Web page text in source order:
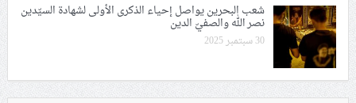
شعب البحرين يواصل إحياء الذكرى الأولى لشهادة السيّدين
نصر الله والصفيّ الدين
30 سبتمبر 2025